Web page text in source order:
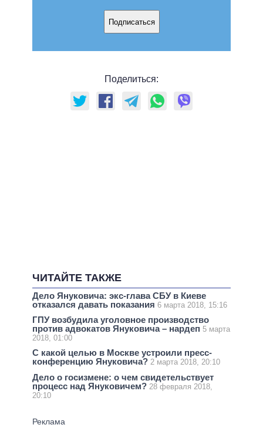
Подписаться
Поделиться:
ЧИТАЙТЕ ТАКЖЕ
Дело Януковича: экс-глава СБУ в Киеве
отказался давать показания 6 марта 2018, 15:16
ГПУ возбудила уголовное производство
против адвокатов Януковича – нардеп 5 марта
2018, 01:00
С какой целью в Москве устроили пресс-
конференцию Януковича? 2 марта 2018, 20:10
Дело о госизмене: о чем свидетельствует
процесс над Януковичем? 28 февраля 2018,
20:10